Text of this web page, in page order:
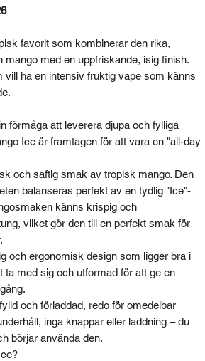
favorit som kombinerar den rika,
mango med en uppfriskande, isig finish.
vill ha en intensiv fruktig vape som känns
förmåga att leverera djupa och fylliga
Ice är framtagen för att vara en "all-day
och saftig smak av tropisk mango. Den
balanseras perfekt av en tydlig "Ice"-
känns krispig och
vilket gör den till en perfekt smak för
och ergonomisk design som ligger bra i
ta med sig och utformad för att ge en
och förladdad, redo för omedelbar
inga knappar eller laddning – du
börjar använda den.